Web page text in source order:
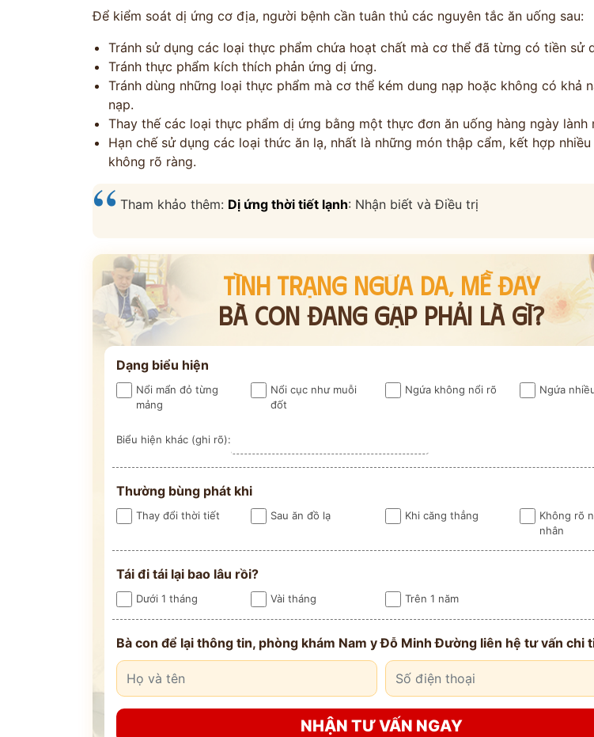
Để kiểm soát dị ứng cơ địa, người bệnh cần tuân thủ các nguyên tắc ăn uống sau:
Tránh sử dụng các loại thực phẩm chứa hoạt chất mà cơ thể đã từng có tiền sử
Tránh thực phẩm kích thích phản ứng dị ứng.
Tránh dùng những loại thực phẩm mà cơ thể kém dung nạp hoặc không có khả
nạp.
Thay thế các loại thực phẩm dị ứng bằng một thực đơn ăn uống hàng ngày lành
Hạn chế sử dụng các loại thức ăn lạ, nhất là những món thập cẩm, kết hợp nhiều
không rõ ràng.
Tham khảo thêm: Dị ứng thời tiết lạnh: Nhận biết và Điều trị
TÌNH TRẠNG NGỨA DA, MỀ ĐAY
BÀ CON ĐANG GẶP PHẢI LÀ GÌ?
Dạng biểu hiện
Nổi mẩn đỏ từng
mảng
Nổi cục như muỗi
đốt
Ngứa không nổi rõ Ngứa
Biểu hiện khác (ghi rõ):
Thường bùng phát khi
Thay đổi thời tiết Sau ăn đồ lạ Khi căng thẳng
Không rõ
nhân
Tái đi tái lại bao lâu rồi?
Dưới 1 tháng Vài tháng Trên 1 năm
Bà con để lại thông tin, phòng khám Nam y Đỗ Minh Đường liên hệ tư vấn chi
NHẬN TƯ VẤN NGAY
ĐĂNG KÝ TƯ VẤN
THĂM KHÁM
CÙNG CHUYÊN GIA Y HỌC CỔ TRUYỀN
Bác sĩ >20 năm kinh
ĐĂNG KÝ ĐẾN KHÁM TRỰC TIẾP